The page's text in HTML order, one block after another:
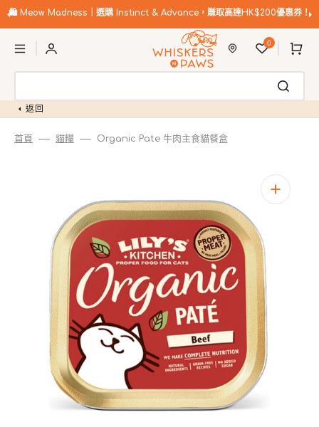
至
容
🛍️ Meow Madness｜選購 Instinct & Advance，賺取高達HK$200優惠券！
0
購
物
返回
首頁 貓糧 Organic Pate 牛肉主食貓餐盒
開
啟
圖
檢
中
的